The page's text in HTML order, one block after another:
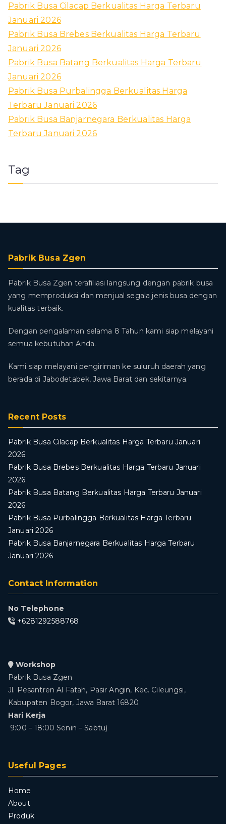
Pabrik Busa Cilacap Berkualitas Harga Terbaru
Januari 2026
Pabrik Busa Brebes Berkualitas Harga Terbaru
Januari 2026
Pabrik Busa Batang Berkualitas Harga Terbaru
Januari 2026
Pabrik Busa Purbalingga Berkualitas Harga
Terbaru Januari 2026
Pabrik Busa Banjarnegara Berkualitas Harga
Terbaru Januari 2026
Tag
Pabrik Busa Zgen
Pabrik Busa Zgen terafiliasi langsung dengan pabrik busa
yang memproduksi dan menjual segala jenis busa dengan
kualitas terbaik.
Dengan pengalaman selama 8 Tahun kami siap melayani
semua kebutuhan Anda.
Kami siap melayani pengiriman ke suluruh daerah yang
berada di Jabodetabek, Jawa Barat dan sekitarnya.
Recent Posts
Pabrik Busa Cilacap Berkualitas Harga Terbaru Januari
2026
Pabrik Busa Brebes Berkualitas Harga Terbaru Januari
2026
Pabrik Busa Batang Berkualitas Harga Terbaru Januari
2026
Pabrik Busa Purbalingga Berkualitas Harga Terbaru
Januari 2026
Pabrik Busa Banjarnegara Berkualitas Harga Terbaru
Januari 2026
Contact Information
No Telephone
+6281292588768
Workshop
Pabrik Busa Zgen
Jl. Pesantren Al Fatah, Pasir Angin, Kec. Cileungsi,
Kabupaten Bogor, Jawa Barat 16820
Hari Kerja
9:00 – 18:00 Senin – Sabtu)
Useful Pages
Home
About
Produk